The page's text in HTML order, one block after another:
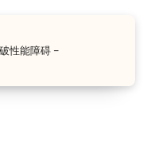
性能障碍 –